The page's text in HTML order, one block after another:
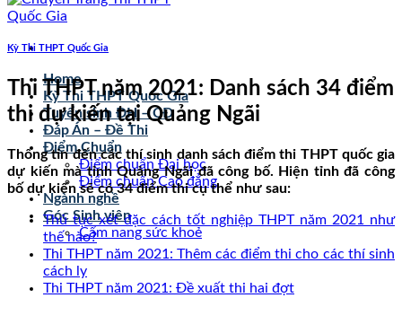
Home
Kỳ Thi THPT Quốc Gia
Tuyển sinh ĐH – CĐ
Đáp Án – Đề Thi
Điểm Chuẩn
Điểm chuẩn Đại học
Điểm chuẩn Cao đẳng
Ngành nghề
Góc Sinh viên
Cẩm nang sức khoẻ
Kỳ Thi THPT Quốc Gia
Thi THPT năm 2021: Danh sách 34 điểm
thi dự kiến tại Quảng Ngãi
Thông tin đến các thí sinh danh sách điểm thi THPT quốc gia
dự kiến mà tỉnh Quảng Ngãi đã công bố. Hiện tỉnh đã công
bố dự kiến sẽ có 34 điểm thi cụ thể như sau:
Thủ tục xét đặc cách tốt nghiệp THPT năm 2021 như
thế nào?
Thi THPT năm 2021: Thêm các điểm thi cho các thí sinh
cách ly
Thi THPT năm 2021: Đề xuất thi hai đợt